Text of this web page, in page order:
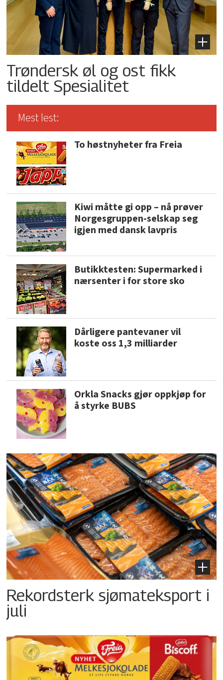
Trøndersk øl og ost fikk
tildelt Spesialitet
Mest lest:
To høstnyheter fra Freia
Kiwi måtte gi opp – nå prøver
Norgesgruppen-selskap seg
igjen med dansk lavpris
Butikktesten: Supermarked i
nærsenter i for store sko
Dårligere pantevaner vil
koste oss 1,3 milliarder
Orkla Snacks gjør oppkjøp for
å styrke BUBS
Rekordsterk sjømateksport i
juli